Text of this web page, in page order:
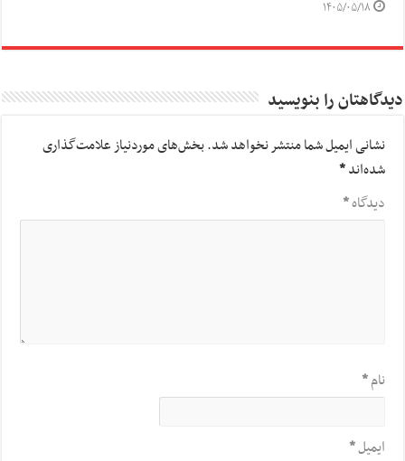
۱۴۰۵/۰۵/۱۸
دیدگاهتان را بنویسید
نشانی ایمیل شما منتشر نخواهد شد.بخش‌های موردنیاز علامت‌گذاری
شده‌اند*
دیدگاه*
نام*
ایمیل*